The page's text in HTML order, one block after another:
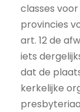
classes
provincies
art. 12 de
iets
dat de
kerkelijke